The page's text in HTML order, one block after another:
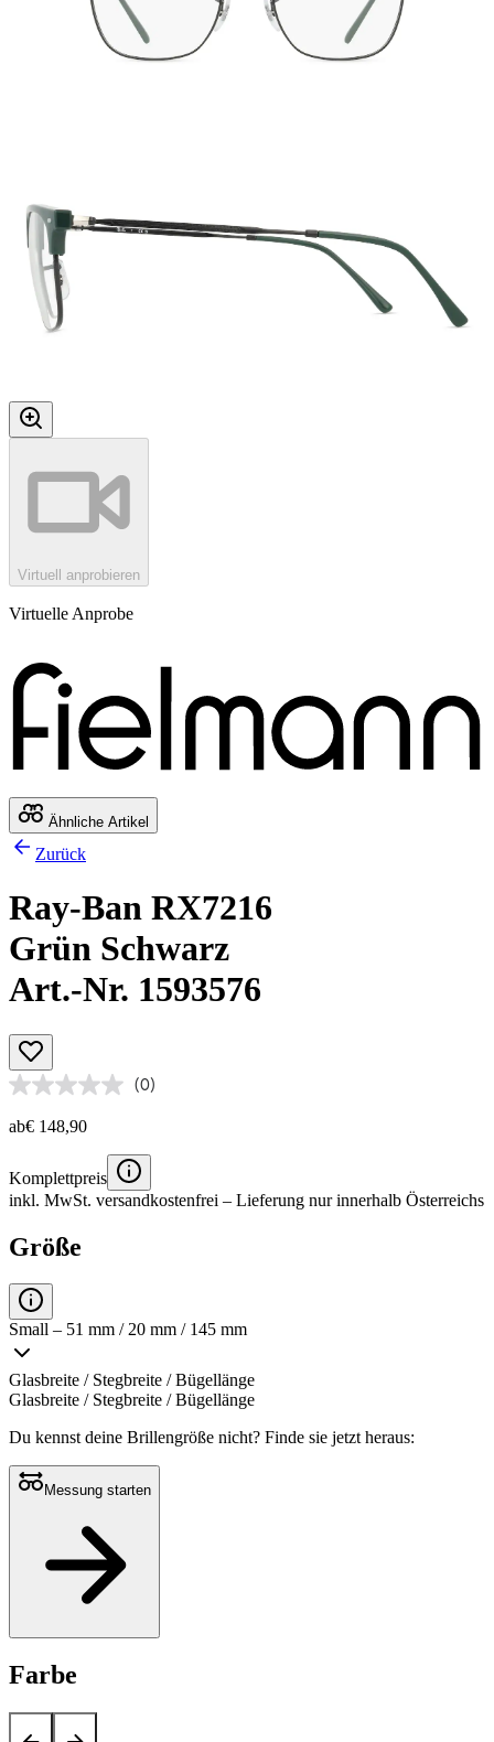
Virtuell anprobieren
Virtuelle Anprobe
Ähnliche Artikel
Zurück
Ray-Ban RX7216
Grün Schwarz
Art.-Nr. 1593576
(0)
ab€ 148,90
Komplettpreis
inkl. MwSt. versandkostenfrei – Lieferung nur innerhalb Österreichs
Größe
Small – 51 mm / 20 mm / 145 mm
Glasbreite / Stegbreite / Bügellänge
Glasbreite / Stegbreite / Bügellänge
Du kennst deine Brillengröße nicht? Finde sie jetzt heraus:
Messung starten
Farbe